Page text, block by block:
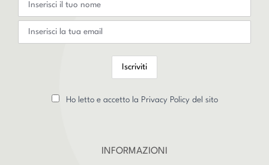
Ho letto e accetto la Privacy Policy del sito
INFORMAZIONI